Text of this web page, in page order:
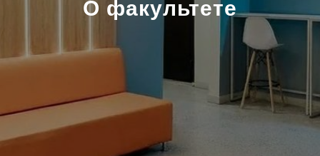
О факультете